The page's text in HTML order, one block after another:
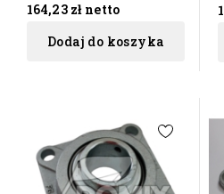
164,23 zł netto
Dodaj do koszyka